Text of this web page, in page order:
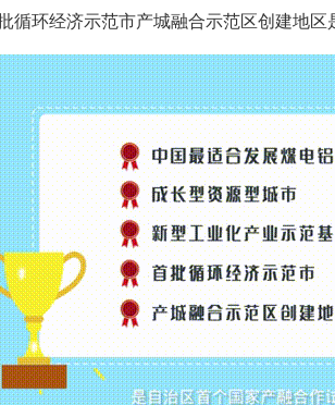
循环经济示范市产城融合示范区创建地区